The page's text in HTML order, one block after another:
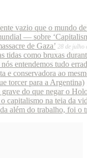
vazio que o mundo
— sobre
de Gaza’ 28 de julho
tidas como bruxas
entendemos tudo
e conservadora ao
torcer para a Argentina)
do que negar o
capitalismo na teia da
além do trabalho, foi o